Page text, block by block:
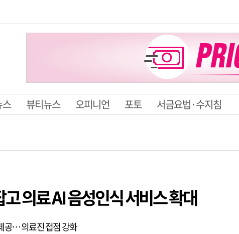
스 뷰티뉴스 오피니언 포토 서금요법·수지침
의료 AI 음성인식 서비스 확대
공… 의료진 접점 강화